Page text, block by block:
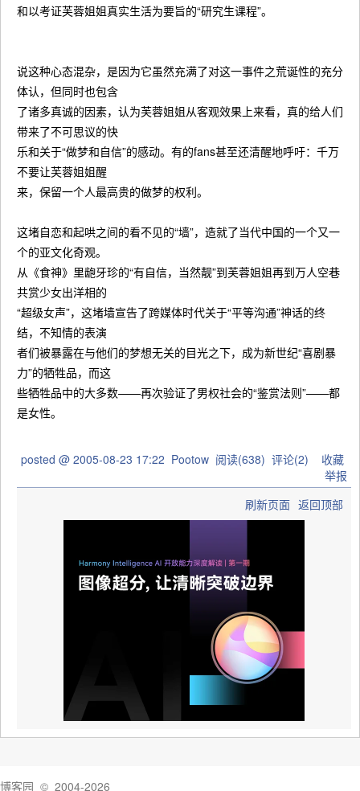
和以考证芙蓉姐姐真实生活为要旨的“研究生课程”。
说这种心态混杂，是因为它虽然充满了对这一事件之荒诞性的充分
体认，但同时也包含
了诸多真诚的因素，认为芙蓉姐姐从客观效果上来看，真的给人们
带来了不可思议的快
乐和关于“做梦和自信”的感动。有的fans甚至还清醒地呼吁：千万
不要让芙蓉姐姐醒
来，保留一个人最高贵的做梦的权利。
这堵自恋和起哄之间的看不见的“墙”，造就了当代中国的一个又一
个的亚文化奇观。
从《食神》里龅牙珍的“有自信，当然靓”到芙蓉姐姐再到万人空巷
共赏少女出洋相的
“超级女声”，这堵墙宣告了跨媒体时代关于“平等沟通”神话的终
结，不知情的表演
者们被暴露在与他们的梦想无关的目光之下，成为新世纪“喜剧暴
力”的牺牲品，而这
些牺牲品中的大多数——再次验证了男权社会的“鉴赏法则”——都
是女性。
posted @ 2005-08-23 17:22 Pootow 阅读(638) 评论(2) 收藏
举报
刷新页面 返回顶部
博客园 © 2004-2026